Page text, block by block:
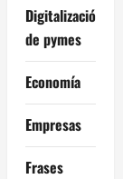
Digitalización
de pymes
Economía
Empresas
Frases